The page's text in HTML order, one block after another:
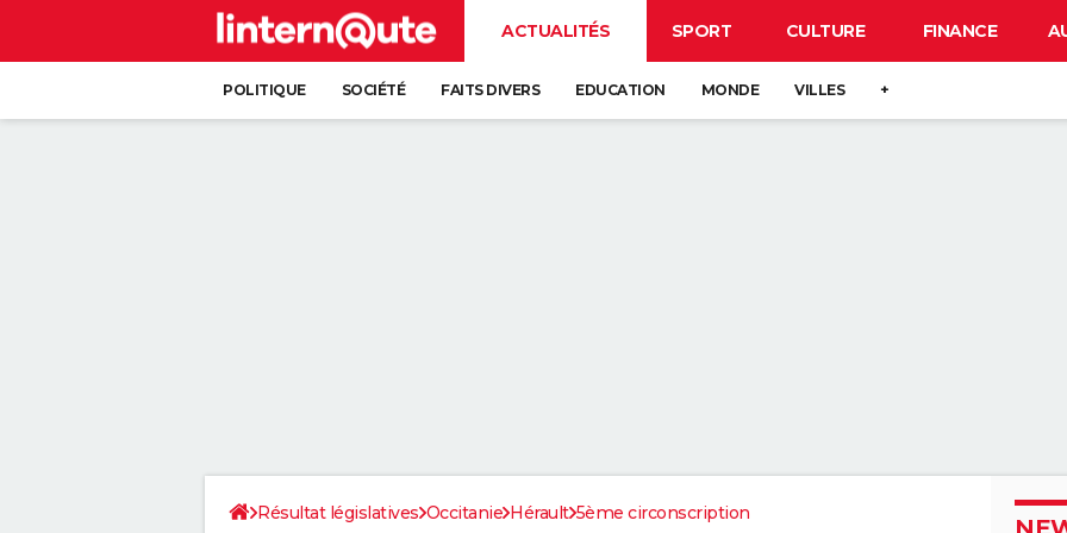
ACTUALITÉS SPORT CULTURE FINANCE
POLITIQUE SOCIÉTÉ FAITS DIVERS EDUCATION MONDE VILLES +
Résultat législatives Occitanie Hérault 5ème circonscription